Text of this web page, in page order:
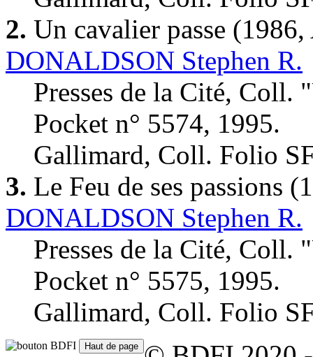
2. Un cavalier passe (1986,
DONALDSON Stephen R.
Presses de la Cité, Coll.
Pocket n° 5574, 1995.
Gallimard, Coll. Folio
3. Le Feu de ses passions
DONALDSON Stephen R.
Presses de la Cité, Coll.
Pocket n° 5575, 1995.
Gallimard, Coll. Folio